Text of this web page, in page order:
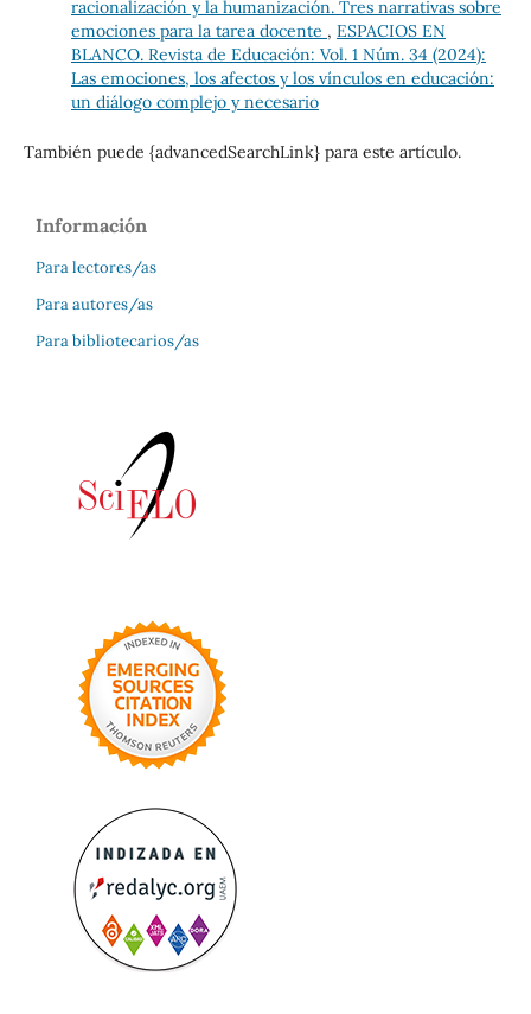
racionalización y la humanización. Tres narrativas sobre
emociones para la tarea docente , ESPACIOS EN
BLANCO. Revista de Educación: Vol. 1 Núm. 34 (2024):
Las emociones, los afectos y los vínculos en educación:
un diálogo complejo y necesario
También puede {advancedSearchLink} para este artículo.
Información
Para lectores/as
Para autores/as
Para bibliotecarios/as